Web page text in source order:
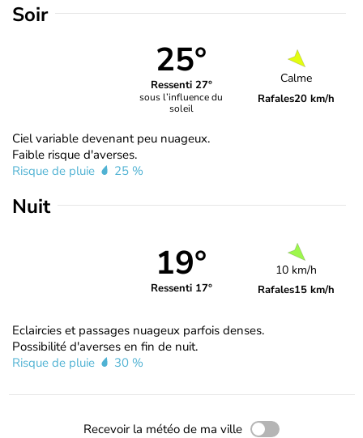
Soir
25°
Ressenti 27°
sous l’influence du
soleil
Calme
Rafales20 km/h
Ciel variable devenant peu nuageux.
Faible risque d'averses.
Risque de pluie
25 %
Nuit
19°
Ressenti 17°
10 km/h
Rafales15 km/h
Eclaircies et passages nuageux parfois denses.
Possibilité d'averses en fin de nuit.
Risque de pluie
30 %
Recevoir la météo de ma ville